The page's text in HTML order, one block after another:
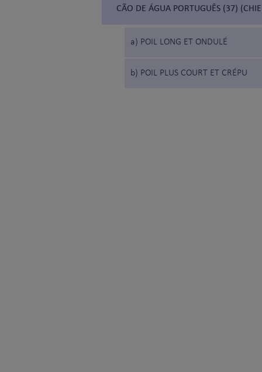
CÃO DE ÁGUA PORTUGUÊS (37)
a) POIL LONG ET ONDULÉ
b) POIL PLUS COURT ET CRÉPU